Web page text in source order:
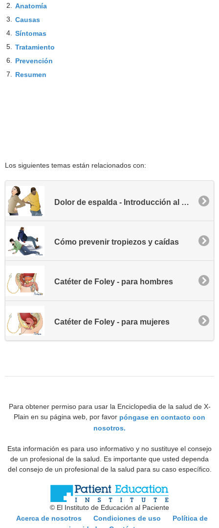
2. Anatomía
3. Causas
4. Síntomas
5. Tratamiento
6. Prevención
7. Resumen
Los siguientes temas están relacionados con:
Dolor de espalda - Introducción al manejo del dolor
Cómo prevenir tropiezos y caídas
Catéter de Foley - para hombres
Catéter de Foley - para mujeres
Para obtener permiso para usar la Enciclopedia de la salud de X-
Plain en su página web, por favor póngase en contacto con
nosotros.
Esta información es para uso informativo y no sustituye el consejo
de un profesional de la salud. Es importante que usted dependa
del consejo de un profesional de la salud para su caso específico.
© El Instituto de Educación al Paciente
Acerca de nosotros
Condiciones de uso
Política de